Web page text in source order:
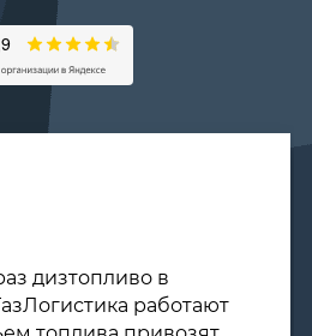
дизтопливо в
работают